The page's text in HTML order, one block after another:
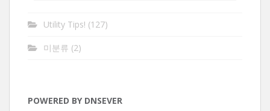
Utility Tips! (127)
미분류 (2)
POWERED BY DNSEVER